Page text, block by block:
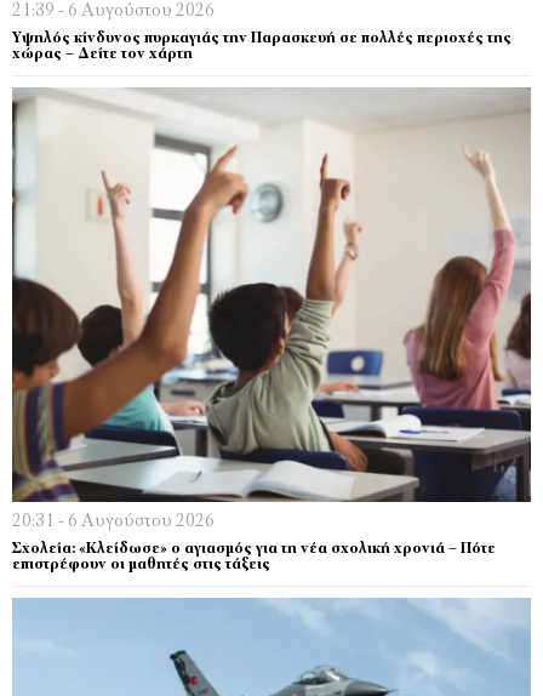
21:39 - 6 Αυγούστου 2026
Υψηλός κίνδυνος πυρκαγιάς την Παρασκευή σε πολλές περιοχές της
χώρας – Δείτε τον χάρτη
20:31 - 6 Αυγούστου 2026
Σχολεία: «Κλείδωσε» ο αγιασμός για τη νέα σχολική χρονιά – Πότε
επιστρέφουν οι μαθητές στις τάξεις